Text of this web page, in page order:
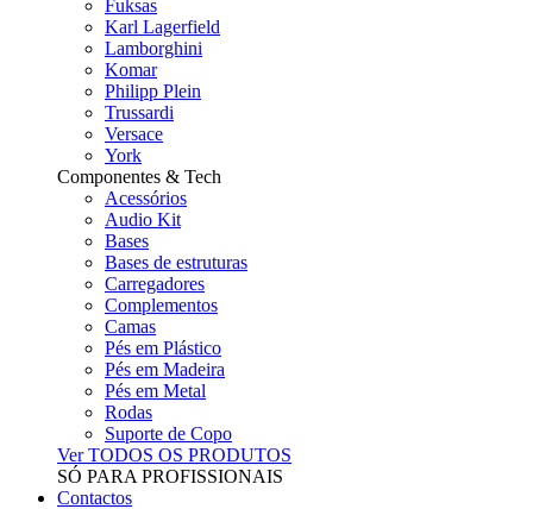
Fuksas
Karl Lagerfield
Lamborghini
Komar
Philipp Plein
Trussardi
Versace
York
Componentes & Tech
Acessórios
Audio Kit
Bases
Bases de estruturas
Carregadores
Complementos
Camas
Pés em Plástico
Pés em Madeira
Pés em Metal
Rodas
Suporte de Copo
Ver TODOS OS PRODUTOS
SÓ PARA PROFISSIONAIS
Contactos